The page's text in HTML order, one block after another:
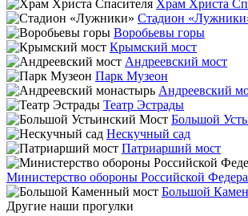
Храм Христа
Стадион
Воробьевы горы
Крымский мост
Андреевский мост
Парк Музеон
Андреевский
Театр Эстрады
Большой
Нескучный сад
Патриарший мост
Министерство обороны Российской
Большой
Другие наши прогулки